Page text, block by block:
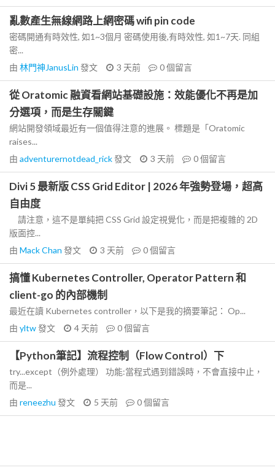
亂數產生無線網路上網密碼 wifi pin code
密碼開通有時效性, 如1~3個月 密碼使用後,有時效性, 如1~7天. 同組
密...
由 林門神JanusLin 發文 3 天前 0個留言
從 Oratomic 融資看網站基礎設施：效能優化不再是加
分選項，而是生存關鍵
網站開發領域最近有一個值得注意的進展。 標題是「Oratomic
raises...
由 adventurernotdead_rick發文 3 天前 0個留言
Divi 5 最新版 CSS Grid Editor | 2026 年強勢登場，超高
自由度
請注意，這不是單純把 CSS Grid 設定視覺化，而是把複雜的 2D
版面控...
由 Mack Chan 發文 3 天前 0個留言
搞懂 Kubernetes Controller, Operator Pattern 和
client-go 的內部機制
最近在讀 Kubernetes controller，以下是我的摘要筆記： Op...
由 yltw發文 4 天前 0個留言
【Python筆記】流程控制（Flow Control）下
try...except（例外處理） 功能:當程式遇到錯誤時，不會直接中止，
而是...
由 reneezhu 發文 5 天前 0個留言